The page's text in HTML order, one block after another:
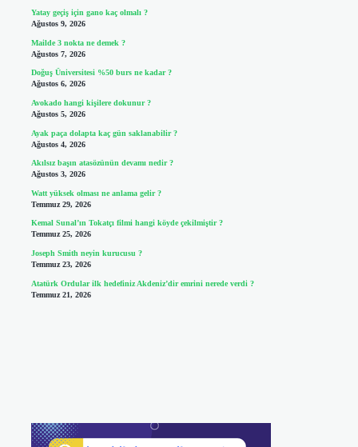
Yatay geçiş için gano kaç olmalı ?
Ağustos 9, 2026
Mailde 3 nokta ne demek ?
Ağustos 7, 2026
Doğuş Üniversitesi %50 burs ne kadar ?
Ağustos 6, 2026
Avokado hangi kişilere dokunur ?
Ağustos 5, 2026
Ayak paça dolapta kaç gün saklanabilir ?
Ağustos 4, 2026
Akılsız başın atasözünün devamı nedir ?
Ağustos 3, 2026
Watt yüksek olması ne anlama gelir ?
Temmuz 29, 2026
Kemal Sunal’ın Tokatçı filmi hangi köyde çekilmiştir ?
Temmuz 25, 2026
Joseph Smith neyin kurucusu ?
Temmuz 23, 2026
Atatürk Ordular ilk hedefiniz Akdeniz’dir emrini nerede verdi ?
Temmuz 21, 2026